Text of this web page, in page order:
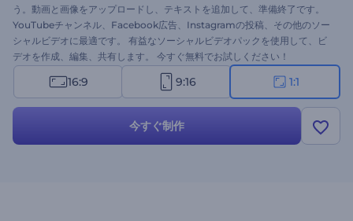
う。動画と画像をアップロードし、テキストを追加して、準備終了です。
YouTubeチャンネル、Facebook広告、Instagramの投稿、その他のソー
シャルビデオに最適です。 有益なソーシャルビデオパックを使用して、ビ
デオを作成、編集、共有します。 今すぐ無料でお試しください！
16:9 9:16 1:1
今すぐ制作